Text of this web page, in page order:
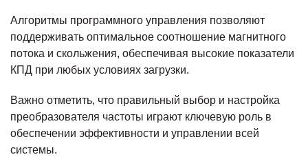
Алгоритмы программного управления позволяют
поддерживать оптимальное соотношение магнитного
потока и скольжения, обеспечивая высокие показатели
КПД при любых условиях загрузки.
Важно отметить, что правильный выбор и настройка
преобразователя частоты играют ключевую роль в
обеспечении эффективности и управлении всей
системы.